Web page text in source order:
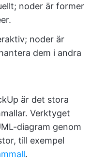
noder är former
noder är
dem i andra
är det stora
Verktyget
diagram genom
till exempel
.